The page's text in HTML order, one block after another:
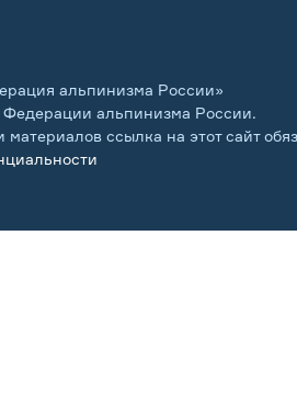
альпинизма России»
альпинизма России.
ссылка на этот сайт